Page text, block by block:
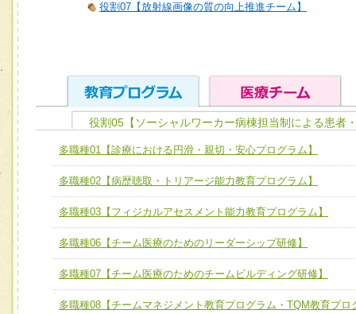
役割07【放射線画像の質の向上推進チーム】
ユニット１ 医療人としての基礎能力
全人的医療を実践する医療人として、必要な基礎能力を身
ける
ユニット２ チーム医療構成力
必要に応じて柔軟に医療チームを組織し、強調できる
ユニット３ 多職種連携力
他職種の視点とスキルを学び、相互理解と連携を深める
チーム01【病院内横断的問題解決チーム】
チーム02【地域医療連携推進による高度医療を必要とする
宅患者等支援チーム】
チーム03【癌患者服薬サポートチーム】
チーム04【口腔ケアチーム】
チーム05【せん妄対策チーム】
役割05【ソーシャルワーカー病棟担当制による患者
多職種01【診療における円滑・親切・安心プログラム】
多職種02【病歴聴取・トリアージ能力教育プログラム】
多職種03【フィジカルアセスメント能力教育プログラム】
多職種06【チーム医療のためのリーダーシップ研修】
多職種07【チーム医療のためのチームビルディング研修】
多職種08【チームマネジメント教育プログラム・TQM教育プロ